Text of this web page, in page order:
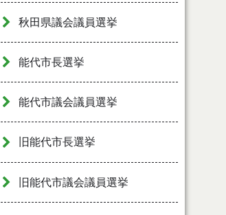
秋田県議会議員選挙
能代市長選挙
能代市議会議員選挙
旧能代市長選挙
旧能代市議会議員選挙